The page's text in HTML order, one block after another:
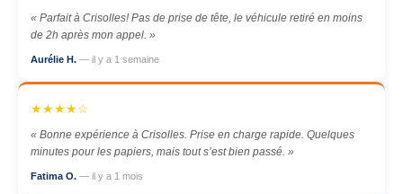
« Parfait à Crisolles! Pas de prise de tête, le véhicule retiré en moins
de 2h après mon appel. »
Aurélie H. — il y a 1 semaine
★★★★☆
« Bonne expérience à Crisolles. Prise en charge rapide. Quelques
minutes pour les papiers, mais tout s’est bien passé. »
Fatima O. — il y a 1 mois